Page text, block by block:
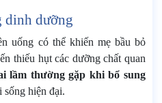
dinh dưỡng
uống có thể khiến mẹ bầu bỏ
thiếu hụt các dưỡng chất quan
lầm thường gặp khi bổ sung
sống hiện đại.